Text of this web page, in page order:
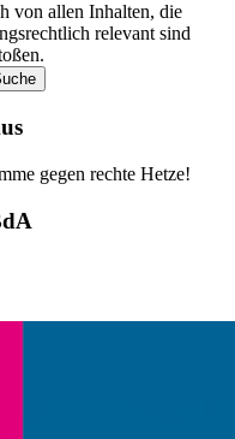
von allen Inhalten, die
relevant sind
gegen rechte Hetze!